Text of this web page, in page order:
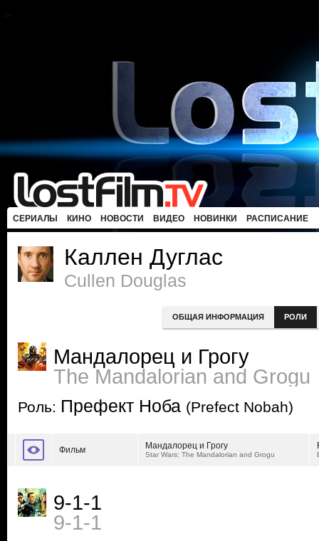
СЕРИАЛЫ КИНО НОВОСТИ ВИДЕО НОВИНКИ РАСПИСАНИЕ
Каллен Дуглас
Cullen Douglas
ОБЩАЯ ИНФОРМАЦИЯ РОЛИ
Мандалорец и Грогу
The Mandalorian and Grogu
Роль: Префект Ноба (Prefect Nobah)
Фильм Мандалорец и Грогу
Star Wars: The Mandalorian and Grogu
9-1-1
9-1-1